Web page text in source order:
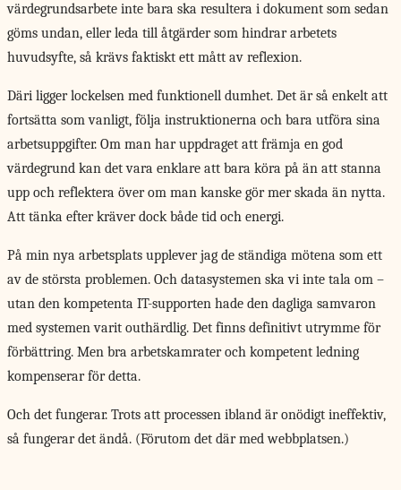
värdegrundsarbete inte bara ska resultera i dokument som sedan
göms undan, eller leda till åtgärder som hindrar arbetets
huvudsyfte, så krävs faktiskt ett mått av reflexion.
Däri ligger lockelsen med funktionell dumhet. Det är så enkelt att
fortsätta som vanligt, följa instruktionerna och bara utföra sina
arbetsuppgifter. Om man har uppdraget att främja en god
värdegrund kan det vara enklare att bara köra på än att stanna
upp och reflektera över om man kanske gör mer skada än nytta.
Att tänka efter kräver dock både tid och energi.
På min nya arbetsplats upplever jag de ständiga mötena som ett
av de största problemen. Och datasystemen ska vi inte tala om –
utan den kompetenta IT-supporten hade den dagliga samvaron
med systemen varit outhärdlig. Det finns definitivt utrymme för
förbättring. Men bra arbetskamrater och kompetent ledning
kompenserar för detta.
Och det fungerar. Trots att processen ibland är onödigt ineffektiv,
så fungerar det ändå. (Förutom det där med webbplatsen.)